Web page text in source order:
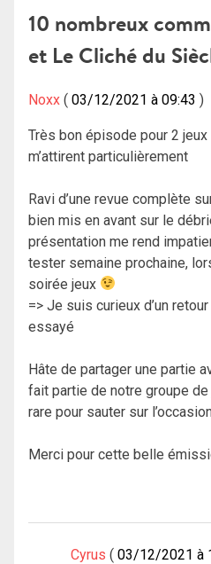
l’article
10 nombreux
et Le Cliché du
Noxx 03/12/2021 à 09:43
Très bon épisode pour 2
m’attirent particulièrement
Ravi d’une revue complète
bien mis en avant sur le
présentation me rend
tester semaine prochaine,
soirée jeux
=> Je suis curieux d’un
essayé
Hâte de partager une partie
fait partie de notre groupe
rare pour sauter sur
Merci pour cette belle
Cyrus 03/12/2021 à